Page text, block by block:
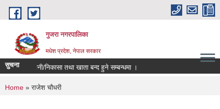
Skip to main content
गुजरा नगरपालिका
मधेश प्रदेश, नेपाल सरकार
सुचना
भु्क्तानी/निकासा तथा खाता बन्द हुने सम्बन्धमा ।
You are here
Home » राजेश चौधरी